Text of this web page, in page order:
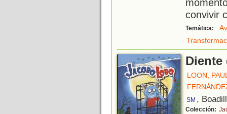
convivir
Temática:
LOON,
SM ,
Colección: